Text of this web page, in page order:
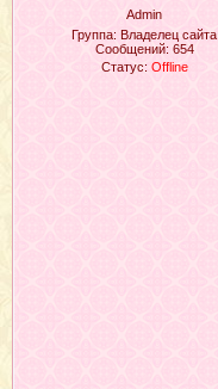
Admin
Группа: Владелец сайта
Сообщений: 654
Статус: Offline